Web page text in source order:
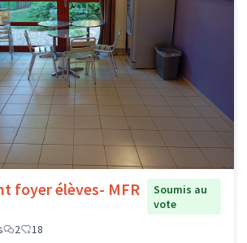
foyer élèves- MFR
Soumis au
vote
2 18